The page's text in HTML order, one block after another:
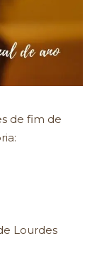
de fim de
Lourdes